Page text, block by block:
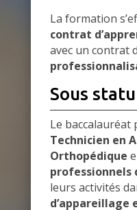
La formation
contrat
avec un contrat
Sous
Le
Technicien en
Orthopédique
professionnels
leurs activités
d’appareillage